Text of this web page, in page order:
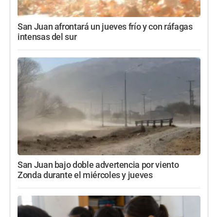
San Juan afrontará un jueves frío y con ráfagas
intensas del sur
San Juan bajo doble advertencia por viento
Zonda durante el miércoles y jueves